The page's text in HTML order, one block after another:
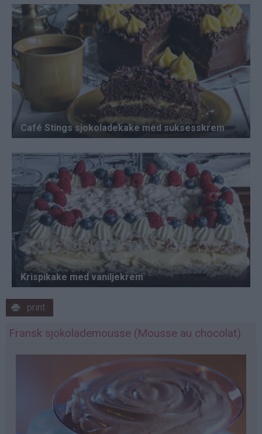
print
Fransk sjokolademousse (Mousse au chocolat)